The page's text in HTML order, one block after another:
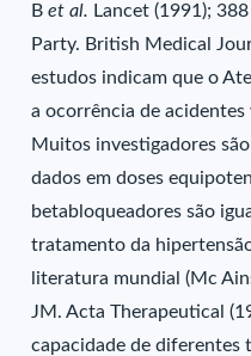
B et al. Lancet (1991);
Party. British Medical
estudos indicam que o
a ocorrência de acidentes
Muitos investigadores
dados em doses
betabloqueadores são
tratamento da
literatura mundial (Mc
JM. Acta Therapeutical
capacidade de diferentes